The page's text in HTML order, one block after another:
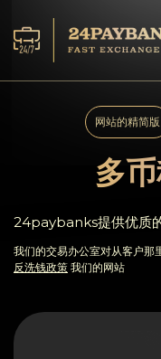
服务
合作伙伴
反馈
规则
多
网站的精简版
24paybanks提供优质
我们的交易办公室对从客户那
反洗钱政策 我们的网站